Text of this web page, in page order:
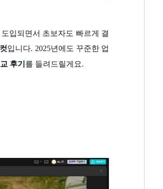
입되면서 초보자도 빠르게 결
입니다. 2025년에도 꾸준한 업
후기 를 들려드릴게요.